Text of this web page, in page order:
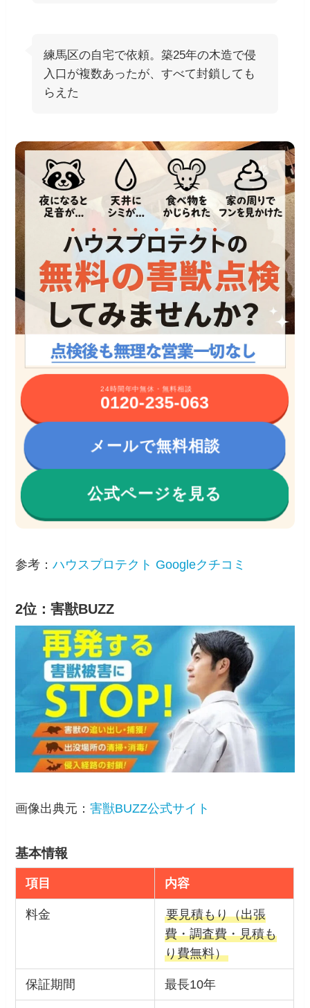
練馬区の自宅で依頼。築25年の木造で侵
入口が複数あったが、すべて封鎖しても
らえた
24時間年中無休・無料相談
0120-235-063
メールで無料相談
公式ページを見る
参考：ハウスプロテクト Googleクチコミ
2位：害獣BUZZ
画像出典元：害獣BUZZ公式サイト
基本情報
項目 内容
料金
要見積もり（出張
費・調査費・見積も
り費無料）
保証期間 最長10年